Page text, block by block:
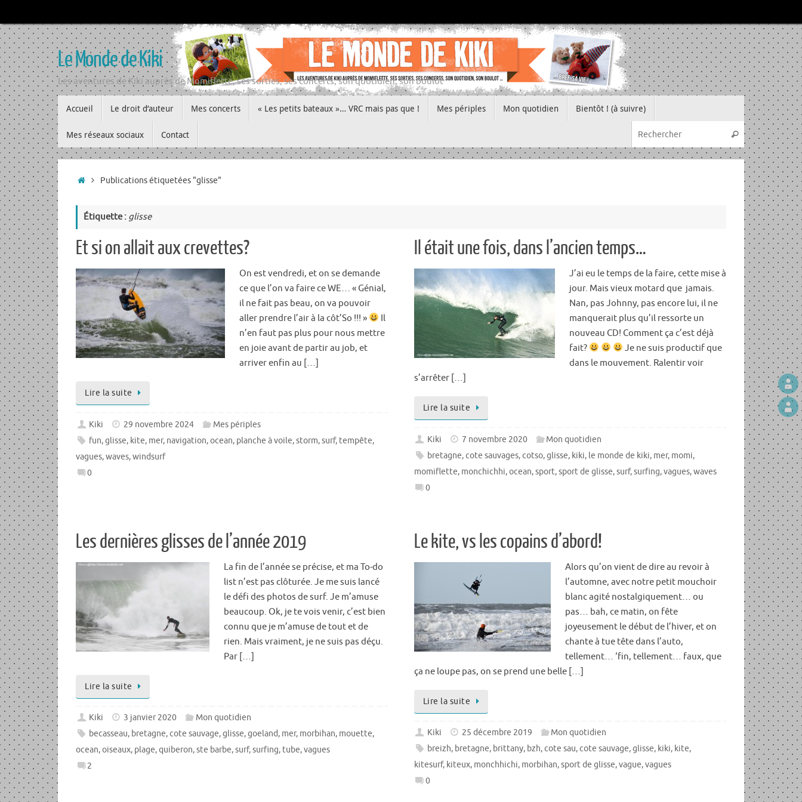
au
contenu
Le Monde de Kiki
Les aventures de Kiki auprès de Momiflette, ses sorties, ses concerts, son quotidien, son boulot
au
contenu
Accueil Le droit d’auteur Mes concerts « Les petits bateaux »… VRC mais pas que ! Mes périples Mon quotidien Bientôt ! (à suivre)
Mes réseaux sociaux Contact
Recherche
Rechercher
Accueil
Publications étiquetées "glisse"
Étiquette : glisse
Et si on allait aux crevettes?
On est vendredi, et on se demande
ce que l’on va faire ce WE… « Génial,
il ne fait pas beau, on va pouvoir
aller prendre l’air à la côt’So !!! »
Il
n’en faut pas plus pour nous mettre
en joie avant de partir au job, et
arriver enfin au […]
Lire la suite
Kiki 29 novembre 2024
Mes périples
fun,glisse, kite, mer, navigation,ocean, planche à voile,storm,surf, tempête,
vagues,waves,windsurf
0
Il était une fois, dans l’ancien temps…
J’ai eu le temps de la faire, cette mise à
jour. Mais vieux motard que jamais.
Nan, pas Johnny, pas encore lui, il ne
manquerait plus qu’il ressorte un
nouveau CD! Comment ça c’est déjà
fait?
Je ne suis productif que
dans le mouvement. Ralentir voir
s’arrêter […]
Lire la suite
Kiki 7 novembre 2020
Mon quotidien
bretagne,cote sauvages,cotso,glisse, kiki, le monde de kiki, mer, momi,
momiflette, monchichhi,ocean,sport,sport de glisse,surf,surfing,vagues,waves
0
Les dernières glisses de l’année 2019
La fin de l’année se précise, et ma To-do
list n’est pas clôturée. Je me suis lancé
le défi des photos de surf. Je m’amuse
beaucoup. Ok, je te vois venir, c’est bien
connu que je m’amuse de tout et de
rien. Mais vraiment, je ne suis pas déçu.
Par […]
Lire la suite
Kiki 3 janvier 2020
Mon quotidien
becasseau, bretagne,cote sauvage,glisse,goeland, mer, morbihan, mouette,
ocean,oiseaux, plage,quiberon,ste barbe,surf,surfing, tube,vagues
2
Le kite, vs les copains d’abord!
Alors qu’on vient de dire au revoir à
l’automne, avec notre petit mouchoir
blanc agité nostalgiquement… ou
pas… bah, ce matin, on fête
joyeusement le début de l’hiver, et on
chante à tue tête dans l’auto,
tellement… ‘fin, tellement… faux, que
ça ne loupe pas, on se prend une belle […]
Lire la suite
Kiki 25 décembre 2019
Mon quotidien
breizh, bretagne, brittany, bzh,cote sau,cote sauvage,glisse, kiki, kite,
kitesurf, kiteux, monchhichi, morbihan,sport de glisse,vague,vagues
0